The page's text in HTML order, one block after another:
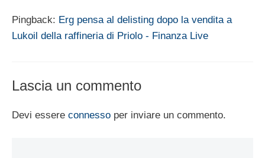
Pingback: Erg pensa al delisting dopo la vendita a
Lukoil della raffineria di Priolo - Finanza Live
Lascia un commento
Devi essere connesso per inviare un commento.